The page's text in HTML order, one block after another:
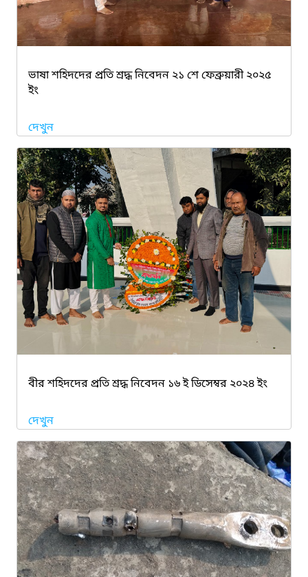
ভাষা শহিদদের প্রতি শ্রদ্ধ নিবেদন ২১ শে ফেব্রুয়ারী ২০২৫
ইং
দেখুন
বীর শহিদদের প্রতি শ্রদ্ধ নিবেদন ১৬ ই ডিসেম্বর ২০২৪ ইং
দেখুন